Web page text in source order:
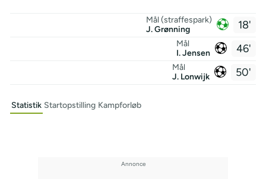
18'
Mål (straffespark)
J. Grønning
46'
Mål
I. Jensen
50'
Mål
J. Lonwijk
Statistik Startopstilling Kampforløb